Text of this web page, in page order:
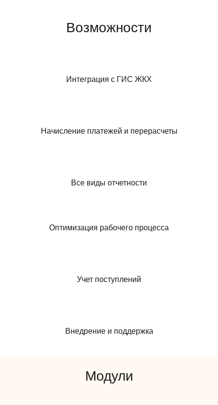
Возможности
Интеграция с ГИС ЖКХ
Начисление платежей и перерасчеты
Все виды отчетности
Оптимизация рабочего процесса
Учет поступлений
Внедрение и поддержка
Модули